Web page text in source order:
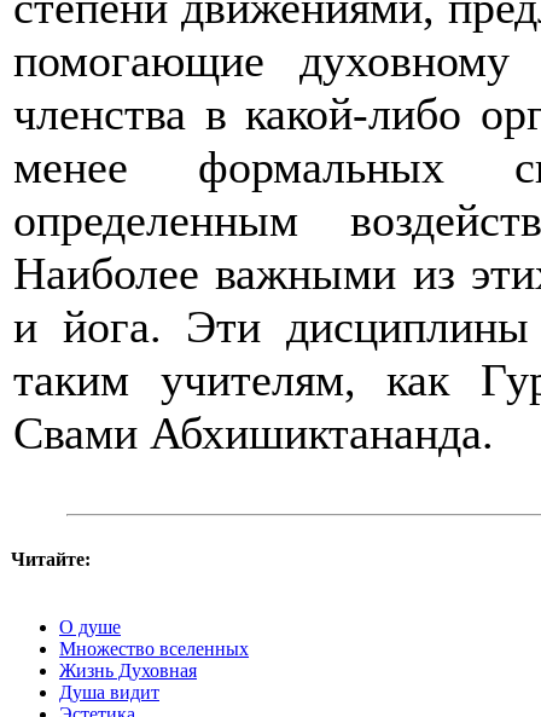
помогающие
членства в какой-либо
менее формальных
определенным
Наиболее важными из
и йога. Эти дисциплины
таким учителям, как
Свами Абхишиктананда.
Читайте:
О душе
Множество вселенных
Жизнь Духовная
Душа видит